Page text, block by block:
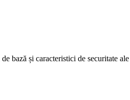
bază și caracteristici de securitate